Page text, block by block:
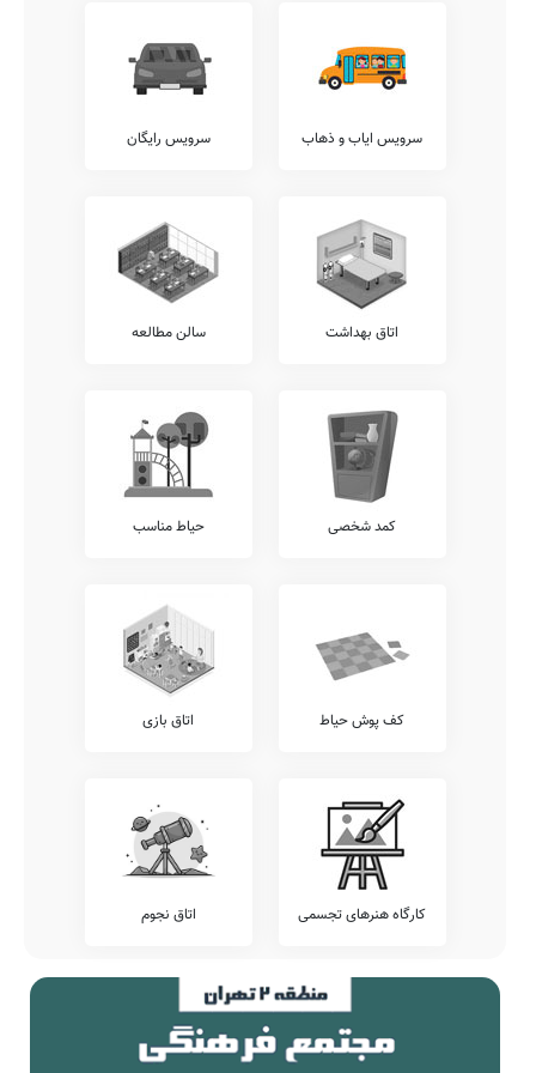
بینایی سنجی، معاینات دهان و دندان، آنالیز ساختار قامتی، معاینات
پدیکلوزیس، شنوایی سنجی، و... با عوامل مدرسه {{gendar}} شاهد ارتباط
برقرار نمایید.
آکادمی زبان
وجود آکادمی های زبان متمایز از واحدهای درسی مصوب آموزش پرورش،
نظیر آکادمی های عربی، فرانسوی، انگلیسی، آلمانی، ترکی، روسی، و...
نقطه قوت مهمی برای مدارس خوب محسوب میشود. متاسفانه این مدرسه
در حال حاضر فاقد هرگونه آکادمی زبان مجزا می باشد.
خدمات متمایز دیگری را نیز با هدف افزایش روحیه نشاط و آرامش دانش
آموزان در محیط مدرسه شامل خدمات سامانه برگزاری کلاس های آنلاین
آموزشی، برگزاری کارگاه های مشاوره ایِ خانواده، نگهداری کیف و کتاب
دانش آموزان (کیف در مدرسه)، امکان امانت گذاری تبلت یا موبایل قبل از
شروع کلاس، و... برقرار نمایند.
شما می توانید اطلاعات بیشتر در خصوص موارد فوق الذکر و یا سایر
مستمر مشاوران تحصیلی با اولیاء، برگزاری اردوهای فرهنگی ورزشی
رایگان، و... را از کادر اجرایی این مدرسه پرس و جو نمایید.
آزمون هماهنگ
اطلاع دارید که برخی از مدارس، بجهت سنجش دقیقتر وضعیت دانش
آموزان خود، اقدام به برگزاری آزمون های هماهنگ کشوری می نمایند.
تلفن این مدرسه جهت کسب اطلاعات از نحوه ثبت نام و امکانات آن می
باشد. مدرسه شاهد شاهد، آمادگی پذیرش دانش آموزان کلیه مناطق ملارد
بویژه محدوده ملارد را دارد. اولیاء گرامی به ویژه اهالی محترم ملارد ملارد
می توانند با مراجعه به آدرس از محیط و ساختمان دبستان نامشخص
شاهد شاهد دیدن نمایند.
معرفی این مدرسه را با چند بیت از حافظ شیرازی به پایان می بریم:
بدین شکرانه می‌بوسم لب جام
که کرد آگه ز راز روزگارم
اگر گفتم دعای می فروشان
چه باشد حق نعمت می‌گزارم
من از بازوی خود دارم بسی شکر
که زور مردم آزاری ندارم
سرویس ایاب و ذهاب سرویس رایگان
اتاق بهداشت سالن مطالعه
کمد شخصی حیاط مناسب
کف پوش حیاط اتاق بازی
کارگاه هنرهای تجسمی اتاق نجوم